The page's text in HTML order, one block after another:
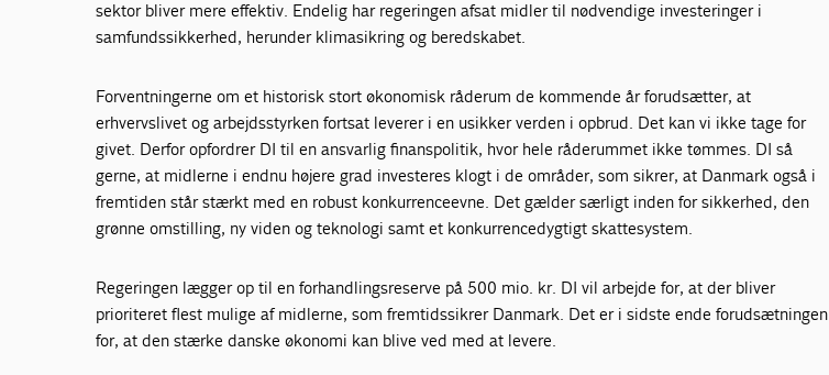
sektor bliver mere effektiv. Endelig har regeringen afsat midler til nødvendige investeringer i
samfundssikkerhed, herunder klimasikring og beredskabet.
Forventningerne om et historisk stort økonomisk råderum de kommende år forudsætter, at
erhvervslivet og arbejdsstyrken fortsat leverer i en usikker verden i opbrud. Det kan vi ikke tage for
givet. Derfor opfordrer DI til en ansvarlig finanspolitik, hvor hele råderummet ikke tømmes. DI så
gerne, at midlerne i endnu højere grad investeres klogt i de områder, som sikrer, at Danmark også i
fremtiden står stærkt med en robust konkurrenceevne. Det gælder særligt inden for sikkerhed, den
grønne omstilling, ny viden og teknologi samt et konkurrencedygtigt skattesystem.
Regeringen lægger op til en forhandlingsreserve på 500 mio. kr. DI vil arbejde for, at der bliver
prioriteret flest mulige af midlerne, som fremtidssikrer Danmark. Det er i sidste ende forudsætningen
for, at den stærke danske økonomi kan blive ved med at levere.